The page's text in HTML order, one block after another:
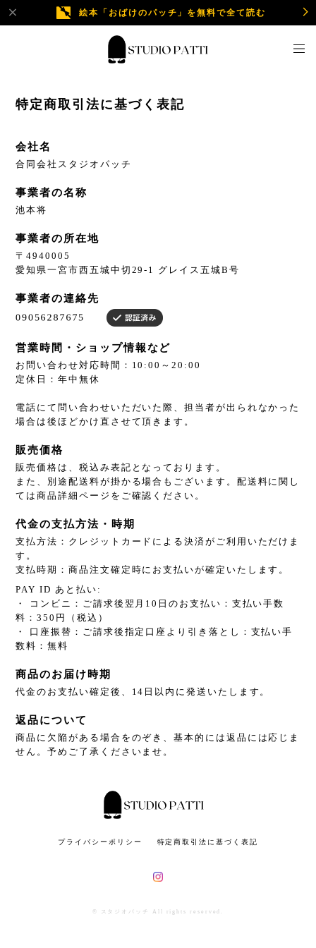
絵本「おばけのパッチ」を無料で全て読む
特定商取引法に基づく表記
会社名
合同会社スタジオパッチ
事業者の名称
池本将
事業者の所在地
〒4940005
愛知県一宮市西五城中切29-1 グレイス五城B号
事業者の連絡先
営業時間・ショップ情報など
お問い合わせ対応時間：10:00～20:00
定休日：年中無休
電話にて問い合わせいただいた際、担当者が出られなかった
場合は後ほどかけ直させて頂きます。
販売価格
販売価格は、税込み表記となっております。
また、別途配送料が掛かる場合もございます。配送料に関し
ては商品詳細ページをご確認ください。
代金の支払方法・時期
支払方法：クレジットカードによる決済がご利用いただけま
す。
支払時期：商品注文確定時にお支払いが確定いたします。
PAY ID あと払い:
・ コンビニ：ご請求後翌月10日のお支払い：支払い手数
料：350円（税込）
・ 口座振替：ご請求後指定口座より引き落とし：支払い手
数料：無料
商品のお届け時期
代金のお支払い確定後、14日以内に発送いたします。
返品について
商品に欠陥がある場合をのぞき、基本的には返品には応じま
せん。予めご了承くださいませ。
プライバシーポリシー 特定商取引法に基づく表記
© スタジオパッチ All rights reserved.